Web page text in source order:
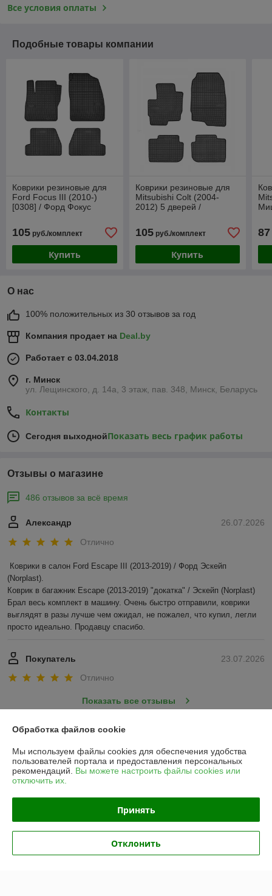
Все условия оплаты
Подобные товары компании
Коврики резиновые для
Ford Focus III (2010-)
[0308] / Форд Фокус
105 руб./комплект
Купить
Коврики резиновые для
Mitsubishi Colt (2004-
2012) 5 дверей /
(Frogum)
105руб./комплект
Купить
87
О нас
100% положительных из 30 отзывов за год
Компания продает на Deal.by
Работает с 03.04.2018
г. Минск
ул. Лещинского, д. 14а, 3 этаж, пав. 348, Минск, Беларусь
Контакты
Сегодня выходнойПоказать весь график работы
Отзывы о магазине
486 отзывов за всё время
26.07.2026
Александр
Отлично
Коврики в салон Ford Escape III (2013-2019) / Форд Эскейп
(Norplast).
Коврик в багажник Escape (2013-2019) "докатка" / Эскейп (Norplast)
Брал весь комплект в машину. Очень быстро отправили, коврики
выглядят в разы лучше чем ожидал, не пожалел, что купил, легли
просто идеально. Продавцу спасибо.
23.07.2026
Покупатель
Отлично
Показать все отзывы
Контакты
Доставка и оплата
Полная версия сайта
Обработка файлов cookie
Мы используем файлы cookies для обеспечения удобства
пользователей портала и предоставления персональных
рекомендаций. Вы можете настроить файлы cookies или
отключить их.
Принять
Отклонить